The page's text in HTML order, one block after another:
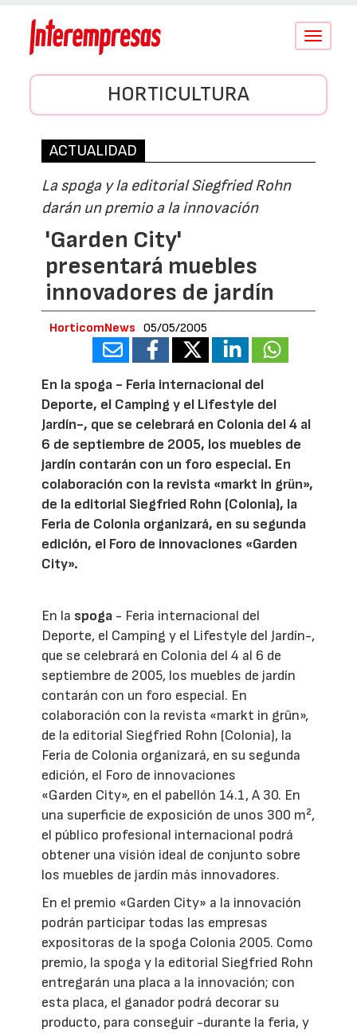
Conmutar
HORTICULTURA
ACTUALIDAD
La spoga y la editorial Siegfried Rohn
darán un premio a la innovación
'Garden City'
presentará muebles
innovadores de jardín
HorticomNews 05/05/2005
En la spoga - Feria internacional del
Deporte, el Camping y el Lifestyle del
Jardín-, que se celebrará en Colonia del 4 al
6 de septiembre de 2005, los muebles de
jardín contarán con un foro especial. En
colaboración con la revista «markt in grün»,
de la editorial Siegfried Rohn (Colonia), la
Feria de Colonia organizará, en su segunda
edición, el Foro de innovaciones «Garden
City».
En la spoga - Feria internacional del
Deporte, el Camping y el Lifestyle del Jardín-,
que se celebrará en Colonia del 4 al 6 de
septiembre de 2005, los muebles de jardín
contarán con un foro especial. En
colaboración con la revista «markt in grün»,
de la editorial Siegfried Rohn (Colonia), la
Feria de Colonia organizará, en su segunda
edición, el Foro de innovaciones
«Garden City», en el pabellón 14.1, A 30. En
una superficie de exposición de unos 300 m²,
el público profesional internacional podrá
obtener una visión ideal de conjunto sobre
los muebles de jardín más innovadores.
En el premio «Garden City» a la innovación
podrán participar todas las empresas
expositoras de la spoga Colonia 2005. Como
premio, la spoga y la editorial Siegfried Rohn
entregarán una placa a la innovación; con
esta placa, el ganador podrá decorar su
producto, para conseguir -durante la feria, y